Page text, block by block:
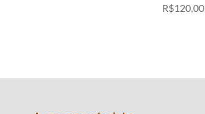
R$120,00